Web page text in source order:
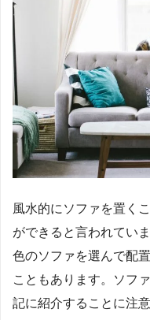
風水的にソファを置く
ができると言われてい
色のソファを選んで配
こともあります。ソフ
記に紹介することに注